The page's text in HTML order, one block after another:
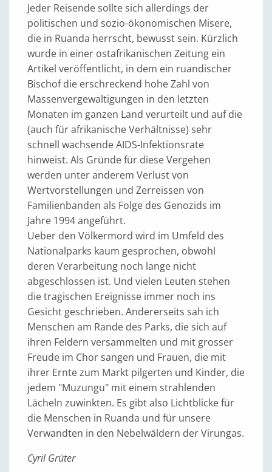
Jeder Reisende sollte sich allerdings der
politischen und sozio-ökonomischen Misere,
die in Ruanda herrscht, bewusst sein. Kürzlich
wurde in einer ostafrikanischen Zeitung ein
Artikel veröffentlicht, in dem ein ruandischer
Bischof die erschreckend hohe Zahl von
Massenvergewaltigungen in den letzten
Monaten im ganzen Land verurteilt und auf die
(auch für afrikanische Verhältnisse) sehr
schnell wachsende AIDS-Infektionsrate
hinweist. Als Gründe für diese Vergehen
werden unter anderem Verlust von
Wertvorstellungen und Zerreissen von
Familienbanden als Folge des Genozids im
Jahre 1994 angeführt.
Ueber den Völkermord wird im Umfeld des
Nationalparks kaum gesprochen, obwohl
deren Verarbeitung noch lange nicht
abgeschlossen ist. Und vielen Leuten stehen
die tragischen Ereignisse immer noch ins
Gesicht geschrieben. Andererseits sah ich
Menschen am Rande des Parks, die sich auf
ihren Feldern versammelten und mit grosser
Freude im Chor sangen und Frauen, die mit
ihrer Ernte zum Markt pilgerten und Kinder, die
jedem "Muzungu" mit einem strahlenden
Lächeln zuwinkten. Es gibt also Lichtblicke für
die Menschen in Ruanda und für unsere
Verwandten in den Nebelwäldern der Virungas.
Cyril Grüter